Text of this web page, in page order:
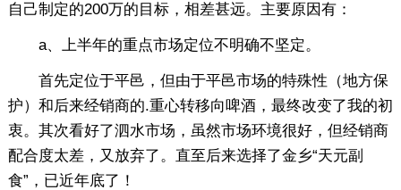
自己制定的200万的目标，相差甚远。主要原因有：
a、上半年的重点市场定位不明确不坚定。
首先定位于平邑，但由于平邑市场的特殊性（地方保
护）和后来经销商的.重心转移向啤酒，最终改变了我的初
衷。其次看好了泗水市场，虽然市场环境很好，但经销商
配合度太差，又放弃了。直至后来选择了金乡“天元副
食”，已近年底了！